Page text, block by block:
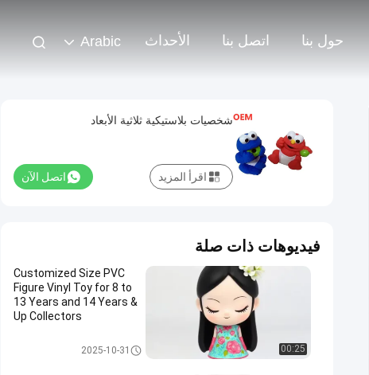
حول بنا اتصل بنا الأحداث Arabic
شخصيات بلاستيكية ثلاثية الأبعاد
اتصل الآن اقرأ المزيد
فيديوهات ذات صلة
00:25
Customized Size PVC
Figure Vinyl Toy for 8 to
13 Years and 14 Years &
Up Collectors
2025-10-31